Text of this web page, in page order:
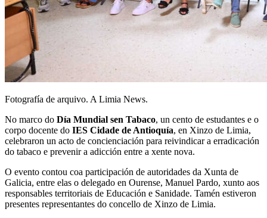
Fotografía de arquivo. A Limia News.
No marco do Día Mundial sen Tabaco, un cento de estudantes e o
corpo docente do IES Cidade de Antioquía, en Xinzo de Limia,
celebraron un acto de concienciación para reivindicar a erradicación
do tabaco e prevenir a adicción entre a xente nova.
O evento contou coa participación de autoridades da Xunta de
Galicia, entre elas o delegado en Ourense, Manuel Pardo, xunto aos
responsables territoriais de Educación e Sanidade. Tamén estiveron
presentes representantes do concello de Xinzo de Limia.